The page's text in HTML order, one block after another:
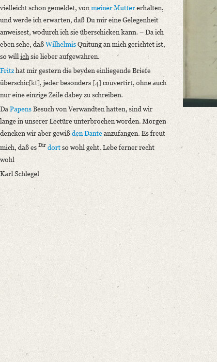
vielleicht schon gemeldet, vonmeiner Muttererhalten,
und werde ich erwarten, daß Du mir eine Gelegenheit
anweisest, wodurch ich sie überschicken kann. – Da ich
eben sehe, daßWilhelmisQuitung an mich gerichtet ist,
so will ich sie lieber aufgewahren.
Fritzhat mir gestern die beyden einliegende Briefe
überschic[kt], jeder besonders [4] couvertirt, ohne auch
nur eine einzige Zeile dabey zu schreiben.
Da PapensBesuch von Verwandten hatten, sind wir
lange in unserer Lectüre unterbrochen worden. Morgen
dencken wir aber gewißdenDanteanzufangen. Es freut
mich, daß es Dir dortso wohl geht. Lebe ferner recht
wohl
Karl Schlegel